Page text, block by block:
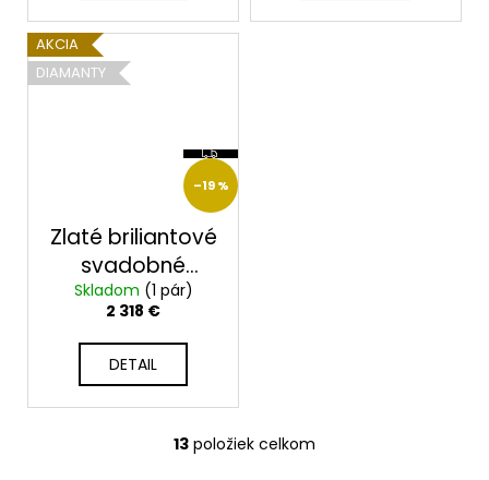
AKCIA
DIAMANTY
Z
A
D
R
–19 %
Zlaté briliantové
svadobné
obrúčky
2014110B/Z
Skladom (1 pár)
2 318 €
DETAIL
O
13 položiek celkom